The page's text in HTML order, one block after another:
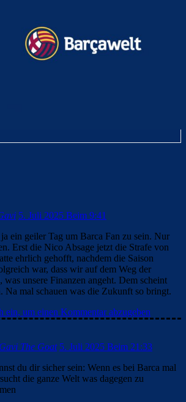
5. Juli 2025 Beim 9:41
ein geiler Tag um Barca Fan zu sein. Nur
Erst die Nico Absage jetzt die Strafe von
ehrlich gehofft, nachdem die Saison
war, dass wir auf dem Weg der
was unsere Finanzen angeht. Dem scheint
Na mal schauen was die Zukunft so bringt.
ein, um einen Kommentar abzugeben
Gavi The Goat 5. Juli 2025 Beim 21:33
du dir sicher sein: Wenn es bei Barca mal
die ganze Welt was dagegen zu